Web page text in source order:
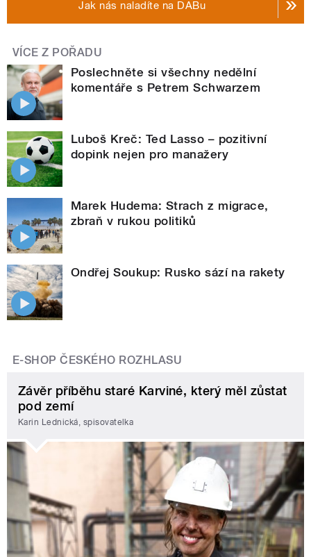
Jak nás naladíte na DABu
VÍCE Z POŘADU
Poslechněte si všechny nedělní
komentáře s Petrem Schwarzem
Luboš Kreč: Ted Lasso – pozitivní
dopink nejen pro manažery
Marek Hudema: Strach z migrace,
zbraň v rukou politiků
Ondřej Soukup: Rusko sází na rakety
E-SHOP ČESKÉHO ROZHLASU
Závěr příběhu staré Karviné, který měl zůstat
pod zemí
Karin Lednická, spisovatelka